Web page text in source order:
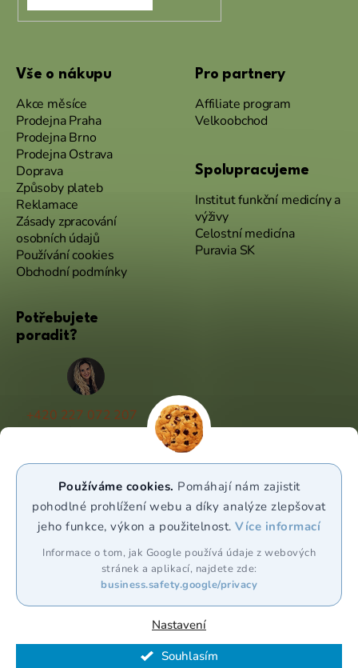
Používáme cookies. Pomáhají nám zajistit
pohodlné prohlížení webu a díky analýze zlepšovat
jeho funkce, výkon a použitelnost.Více informací
Informace o tom, jak Google používá údaje z webových
stránek a aplikací, najdete zde:
business.safety.google/privacy
Nastavení
Souhlasím
Vše o nákupu
Akce měsíce
Prodejna Praha
Prodejna Brno
Prodejna Ostrava
Doprava
Způsoby plateb
Reklamace
Zásady zpracování
osobních údajů
Používání cookies
Obchodní podmínky
Pro partnery
Affiliate program
Velkoobchod
Spolupracujeme
Institut funkční medicíny a
výživy
Celostní medicína
Puravia SK
Potřebujete
poradit?
+420 227 072 207
(Po - Pá 9:00 - 17:00)
WhatsApp
Vytvořil Shoptet Premium